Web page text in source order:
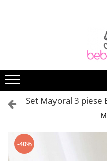
Set Mayoral 3 piese
-40%